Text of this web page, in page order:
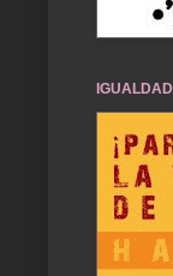
IGUALDAD